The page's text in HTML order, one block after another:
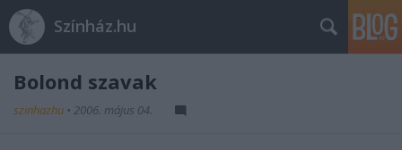
Színház.hu
Bolond szavak
szinhazhu • 2006. május 04.